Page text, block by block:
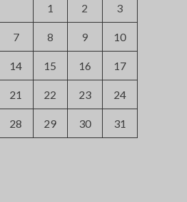
1 2 3
7 8 9 10
14 15 16 17
21 22 23 24
28 29 30 31